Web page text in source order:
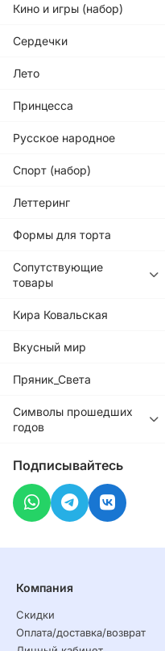
Кино и игры (набор)
Сердечки
Лето
Принцесса
Русское народное
Спорт (набор)
Леттеринг
Формы для торта
Сопутствующие
товары
Кира Ковальская
Вкусный мир
Пряник_Света
Символы прошедших
годов
Подписывайтесь
Компания
Скидки
Оплата/доставка/возврат